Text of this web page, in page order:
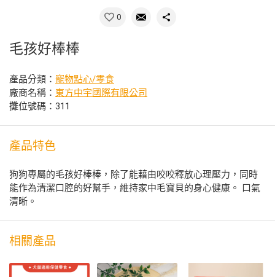
0
毛孩好棒棒
產品分類： 寵物點心/零食
廠商名稱： 東方中宇國際有限公司
攤位號碼：311
產品特色
狗狗專屬的毛孩好棒棒，除了能藉由咬咬釋放心理壓力，同時
能作為清潔口腔的好幫手，維持家中毛寶貝的身心健康。 口氣
清晰。
相關產品